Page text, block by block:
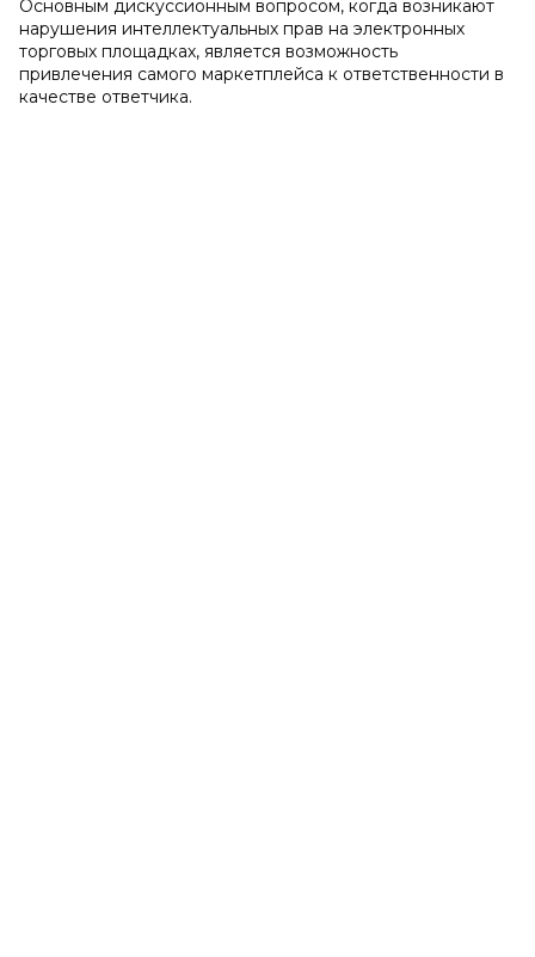
Основным дискуссионным вопросом, когда возникают
нарушения интеллектуальных прав на электронных
торговых площадках, является возможность
привлечения самого маркетплейса к ответственности в
качестве ответчика.